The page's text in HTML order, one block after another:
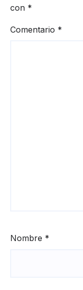
con *
Comentario *
Nombre *